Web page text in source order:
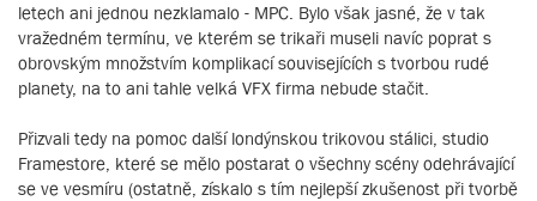
letech ani jednou nezklamalo - MPC. Bylo však jasné, že v tak
vražedném termínu, ve kterém se trikaři museli navíc poprat s
obrovským množstvím komplikací souvisejících s tvorbou rudé
planety, na to ani tahle velká VFX firma nebude stačit.
Přizvali tedy na pomoc další londýnskou trikovou stálici, studio
Framestore, které se mělo postarat o všechny scény odehrávající
se ve vesmíru (ostatně, získalo s tím nejlepší zkušenost při tvorbě